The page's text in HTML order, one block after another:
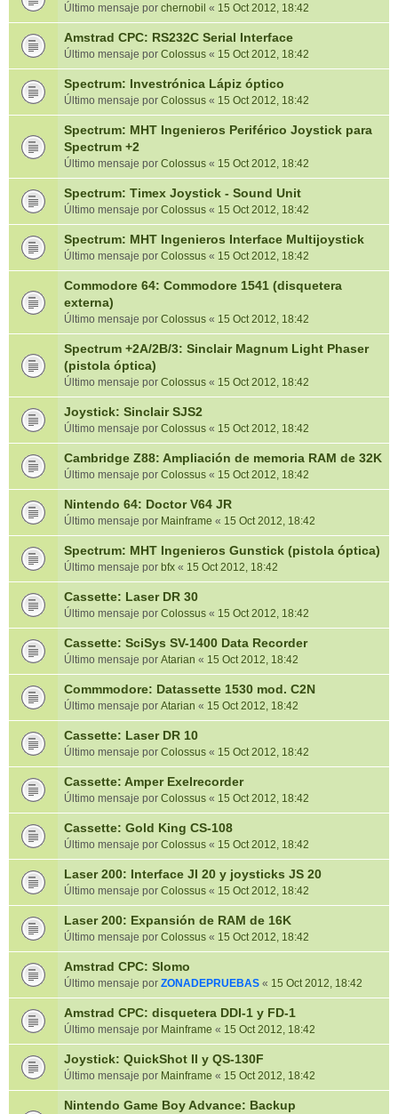
Último mensaje por chernobil « 15 Oct 2012, 18:42
Amstrad CPC: RS232C Serial Interface
Último mensaje por Colossus « 15 Oct 2012, 18:42
Spectrum: Investrónica Lápiz óptico
Último mensaje por Colossus « 15 Oct 2012, 18:42
Spectrum: MHT Ingenieros Periférico Joystick para
Spectrum +2
Último mensaje por Colossus « 15 Oct 2012, 18:42
Spectrum: Timex Joystick - Sound Unit
Último mensaje por Colossus « 15 Oct 2012, 18:42
Spectrum: MHT Ingenieros Interface Multijoystick
Último mensaje por Colossus « 15 Oct 2012, 18:42
Commodore 64: Commodore 1541 (disquetera
externa)
Último mensaje por Colossus « 15 Oct 2012, 18:42
Spectrum +2A/2B/3: Sinclair Magnum Light Phaser
(pistola óptica)
Último mensaje por Colossus « 15 Oct 2012, 18:42
Joystick: Sinclair SJS2
Último mensaje por Colossus « 15 Oct 2012, 18:42
Cambridge Z88: Ampliación de memoria RAM de 32K
Último mensaje por Colossus « 15 Oct 2012, 18:42
Nintendo 64: Doctor V64 JR
Último mensaje por Mainframe « 15 Oct 2012, 18:42
Spectrum: MHT Ingenieros Gunstick (pistola óptica)
Último mensaje por bfx « 15 Oct 2012, 18:42
Cassette: Laser DR 30
Último mensaje por Colossus « 15 Oct 2012, 18:42
Cassette: SciSys SV-1400 Data Recorder
Último mensaje por Atarian « 15 Oct 2012, 18:42
Commmodore: Datassette 1530 mod. C2N
Último mensaje por Atarian « 15 Oct 2012, 18:42
Cassette: Laser DR 10
Último mensaje por Colossus « 15 Oct 2012, 18:42
Cassette: Amper Exelrecorder
Último mensaje por Colossus « 15 Oct 2012, 18:42
Cassette: Gold King CS-108
Último mensaje por Colossus « 15 Oct 2012, 18:42
Laser 200: Interface JI 20 y joysticks JS 20
Último mensaje por Colossus « 15 Oct 2012, 18:42
Laser 200: Expansión de RAM de 16K
Último mensaje por Colossus « 15 Oct 2012, 18:42
Amstrad CPC: Slomo
Último mensaje por ZONADEPRUEBAS « 15 Oct 2012, 18:42
Amstrad CPC: disquetera DDI-1 y FD-1
Último mensaje por Mainframe « 15 Oct 2012, 18:42
Joystick: QuickShot II y QS-130F
Último mensaje por Mainframe « 15 Oct 2012, 18:42
Nintendo Game Boy Advance: Backup